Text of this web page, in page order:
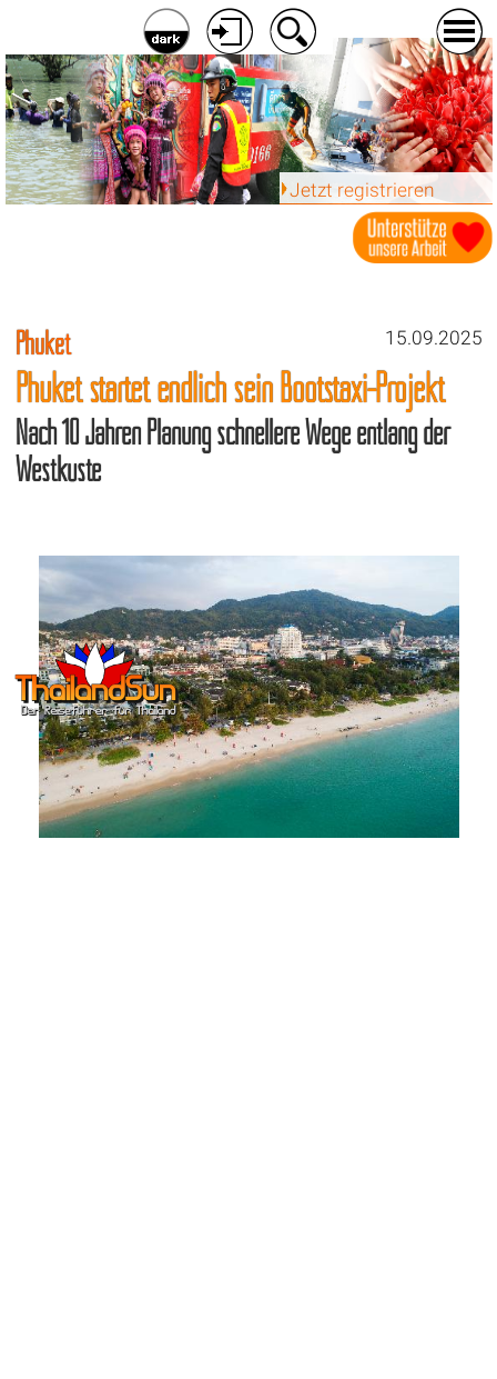
Jetzt registrieren
15.09.2025
Phuket
Phuket startet endlich sein Bootstaxi-Projekt
Nach 10 Jahren Planung schnellere Wege entlang der
Westküste